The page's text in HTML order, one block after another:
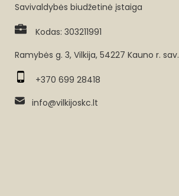
Savivaldybės biudžetinė įstaiga
Kodas: 303211991
Ramybės g. 3, Vilkija, 54227 Kauno r. sav.
+370 699 28418
info@vilkijoskc.lt